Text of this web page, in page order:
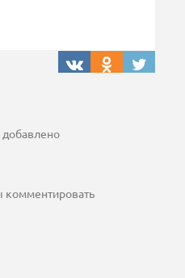
комментировать